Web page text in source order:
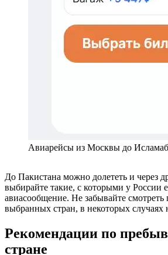
Авиарейсы из Москвы до
До Пакистана можно долететь и через
выбирайте такие, с которыми у России
авиасообщение. Не забывайте смотреть
выбранных стран, в некоторых случаях
Рекомендации по
стране